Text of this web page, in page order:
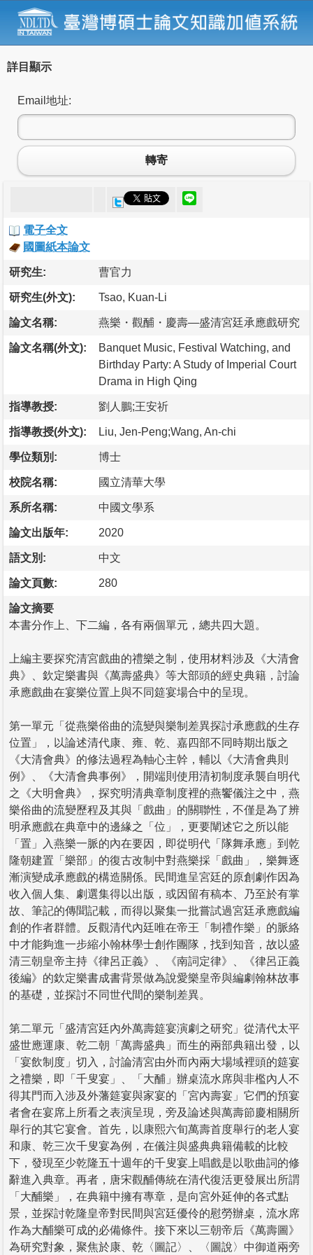
詳目顯示
Email地址:
轉寄
電子全文
國圖紙本論文
研究生: 曹官力
研究生(外文): Tsao, Kuan-Li
論文名稱: 燕樂・觀酺・慶壽—盛清宮廷承應戲研究
論文名稱(外文):
Banquet Music, Festival Watching, and
Birthday Party: A Study of Imperial Court
Drama in High Qing
指導教授: 劉人鵬;王安祈
指導教授(外文): Liu, Jen-Peng;Wang, An-chi
學位類別: 博士
校院名稱: 國立清華大學
系所名稱: 中國文學系
論文出版年: 2020
語文別: 中文
論文頁數: 280
論文摘要
本書分作上、下二編，各有兩個單元，總共四大題。
上編主要探究清宮戲曲的禮樂之制，使用材料涉及《大清會
典》、欽定樂書與《萬壽盛典》等大部頭的經史典籍，討論
承應戲曲在宴樂位置上與不同筵宴場合中的呈現。
第一單元「從燕樂俗曲的流變與樂制差異探討承應戲的生存
位置」，以論述清代康、雍、乾、嘉四部不同時期出版之
《大清會典》的修法過程為軸心主幹，輔以《大清會典則
例》、《大清會典事例》，開端則使用清初制度承襲自明代
之《大明會典》，探究明清典章制度裡的燕饗儀注之中，燕
樂俗曲的流變歷程及其與「戲曲」的關聯性，不僅是為了辨
明承應戲在典章中的邊緣之「位」，更要闡述它之所以能
「置」入燕樂一脈的內在要因，即從明代「隊舞承應」到乾
隆朝建置「樂部」的復古改制中對燕樂採「戲曲」，樂舞逐
漸演變成承應戲的構造關係。民間進呈宮廷的原創劇作因為
收入個人集、劇選集得以出版，或因留有稿本、乃至於有掌
故、筆記的傳聞記載，而得以聚集一批嘗試過宮廷承應戲編
創的作者群體。反觀清代內廷唯在帝王「制禮作樂」的脈絡
中才能夠進一步縮小翰林學士創作團隊，找到知音，故以盛
清三朝皇帝主持《律呂正義》、《南詞定律》、《律呂正義
後編》的欽定樂書成書背景做為說愛樂皇帝與編劇翰林故事
的基礎，並探討不同世代間的樂制差異。
第二單元「盛清宮廷內外萬壽筵宴演劇之研究」從清代太平
盛世應運康、乾二朝「萬壽盛典」而生的兩部典籍出發，以
「宴飲制度」切入，討論清宮由外而內兩大場域裡頭的筵宴
之禮樂，即「千叟宴」、「大酺」辦桌流水席與非檻內人不
得其門而入涉及外藩筵宴與家宴的「宮內壽宴」它們的預宴
者會在宴席上所看之表演呈現，旁及論述與萬壽節慶相關所
舉行的其它宴會。首先，以康熙六旬萬壽首度舉行的老人宴
和康、乾三次千叟宴為例，在儀注與盛典典籍備載的比較
下，發現至少乾隆五十週年的千叟宴上唱戲是以歌曲詞的修
辭進入典章。再者，唐宋觀酺傳統在清代復活更發展出所謂
「大酺樂」，在典籍中擁有專章，是向宮外延伸的各式點
景，並探討乾隆皇帝對民間與宮廷優伶的慰勞辦桌，流水席
作為大酺樂可成的必備條件。接下來以三朝帝后《萬壽圖》
為研究對象，聚焦於康、乾〈圖記〉、〈圖說〉中御道兩旁